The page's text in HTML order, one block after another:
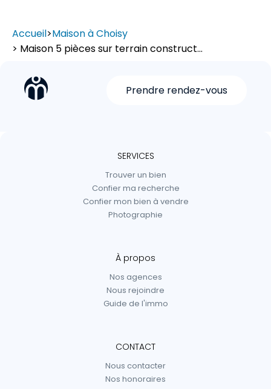
Accueil>Maison à Choisy
> Maison 5 pièces sur terrain construct...
Prendre rendez-vous
SERVICES
Trouver un bien
Confier ma recherche
Confier mon bien à vendre
Photographie
À propos
Nos agences
Nous rejoindre
Guide de l'immo
CONTACT
Nous contacter
Nos honoraires